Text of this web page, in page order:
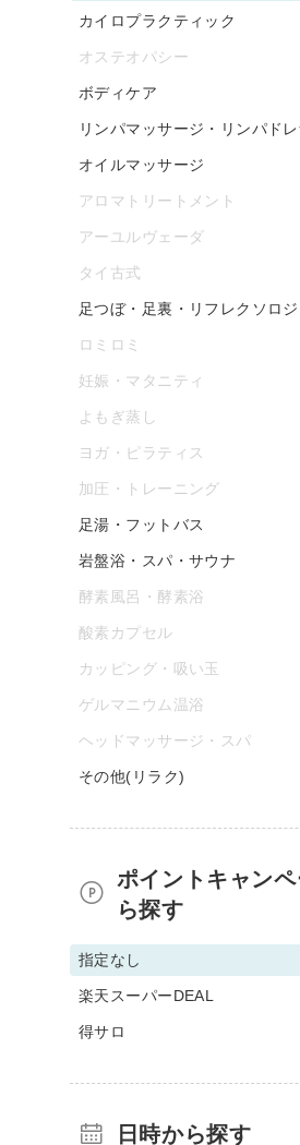
カイロプラクティック
オステオパシー
ボディケア
リンパマッサージ・リンパドレ
オイルマッサージ
アロマトリートメント
アーユルヴェーダ
タイ古式
足つぼ・足裏・リフレクソロ
ロミロミ
妊娠・マタニティ
よもぎ蒸し
ヨガ・ピラティス
加圧・トレーニング
足湯・フットバス
岩盤浴・スパ・サウナ
酵素風呂・酵素浴
酸素カプセル
カッピング・吸い玉
ゲルマニウム温浴
ヘッドマッサージ・スパ
その他(リラク)
ポイントキャン
ら探す
指定なし
楽天スーパーDEAL
得サロ
日時から探す